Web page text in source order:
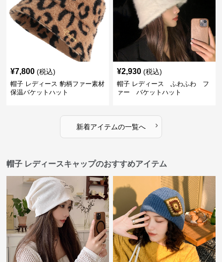
¥7,800 (税込)
帽子 レディース 豹柄ファー素材
保温バケットハット
¥2,930 (税込)
帽子 レディース ふわふわ フ
ァー バケットハット
新着アイテムの一覧へ ›
帽子 レディースキャップのおすすめアイテム